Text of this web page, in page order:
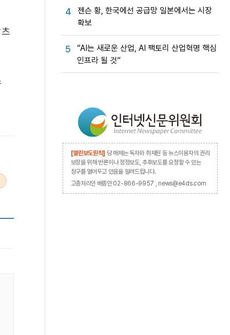
4
젠슨 황, 한국에선 공급망 일본에서는 시장
확보
5
“AI는 새로운 산업, AI 팩토리 산업혁명 핵심
인프라 될 것”
[열린보도원칙] 당 매체는 독자와 취재원 등 뉴스이용자의 권리
보장을 위해 반론이나 정정보도, 추후보도를 요청할 수 있는
창구를 열어두고 있음을 알려드립니다.
고충처리인 배종인 02-866-9957 , news@e4ds.com